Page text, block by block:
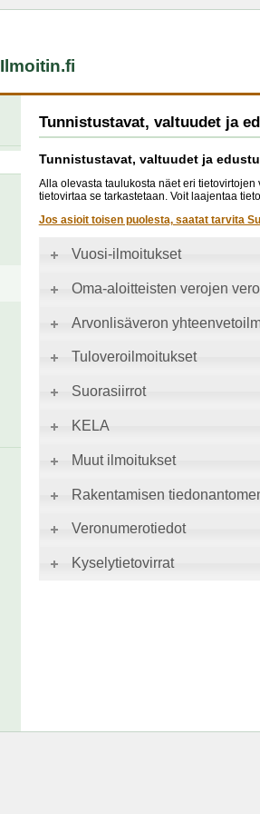
Ilmoitin.fi
Tunnistustavat, valtuudet ja
Tunnistustavat, valtuudet ja
Alla olevasta taulukosta näet eri
tietovirtaa se tarkastetaan. Voit laajentaa
Jos asioit toisen puolesta, saatat tarvita
Vuosi-ilmoitukset
Oma-aloitteisten verojen
Arvonlisäveron
Tuloveroilmoitukset
Suorasiirrot
KELA
Muut ilmoitukset
Rakentamisen
Veronumerotiedot
Kyselytietovirrat